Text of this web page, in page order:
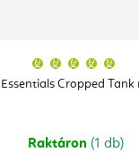
Cropped
Raktáron (1 db)